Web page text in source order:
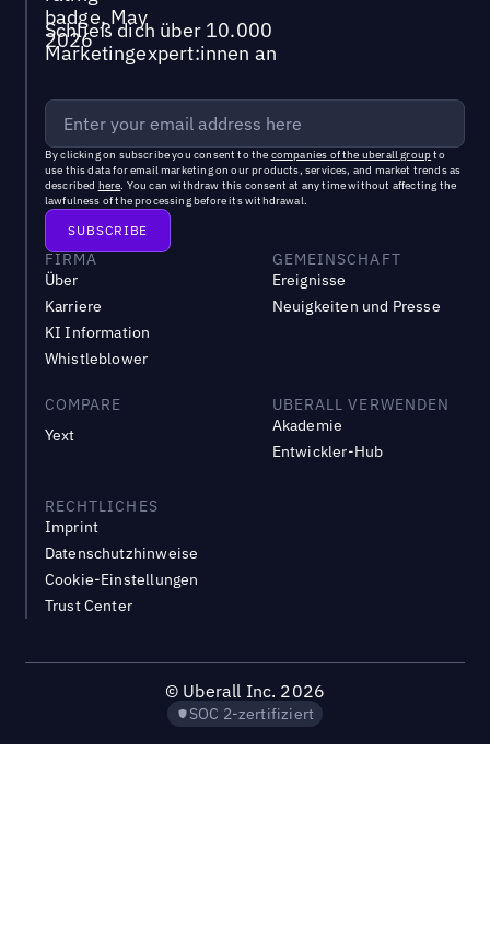
Schließ dich über 10.000
Marketingexpert:innen an
By clicking on subscribe you consent to the companies of the uberall groupto
use this data for email marketing on our products, services, and market trends as
described here. You can withdraw this consent at any time without affecting the
lawfulness of the processing before its withdrawal.
FIRMA
Über
Karriere
KI Information
Whistleblower
GEMEINSCHAFT
Ereignisse
Neuigkeiten und Presse
COMPARE
Yext
UBERALL VERWENDEN
Akademie
Entwickler-Hub
RECHTLICHES
Imprint
Datenschutzhinweise
Cookie-Einstellungen
Trust Center
© Uberall Inc. 2026
SOC 2-zertifiziert